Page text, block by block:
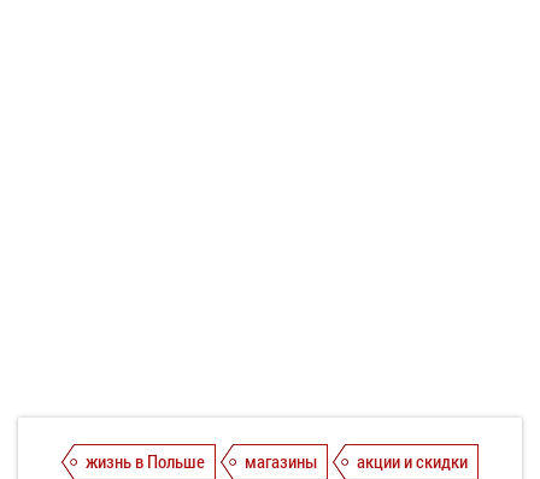
жизнь в Польше магазины
акции и скидки